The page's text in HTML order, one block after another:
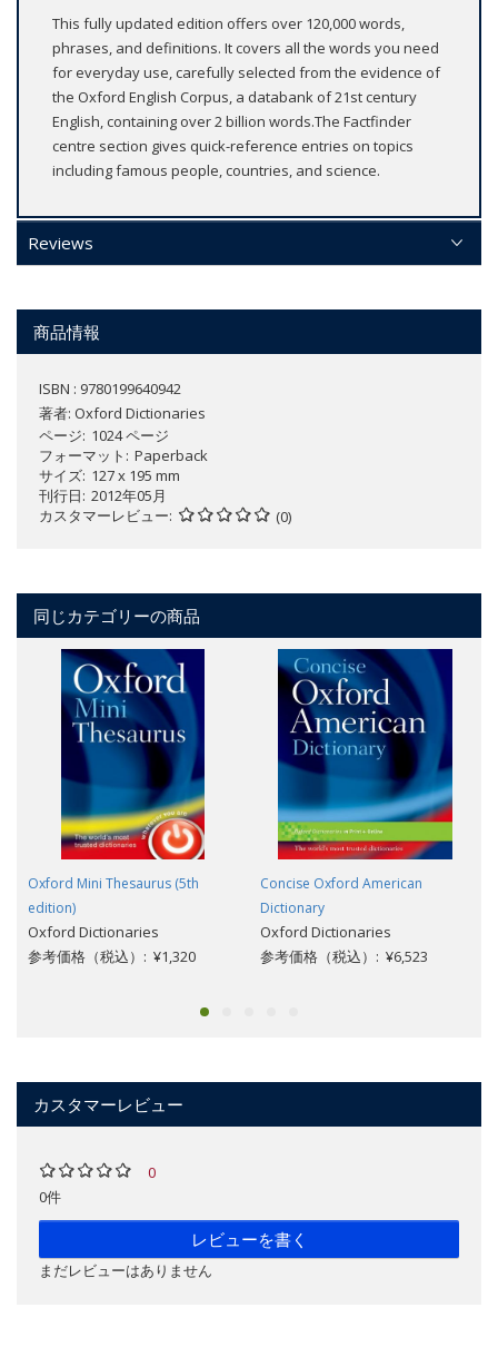
This fully updated edition offers over 120,000 words,
phrases, and definitions. It covers all the words you need
for everyday use, carefully selected from the evidence of
the Oxford English Corpus, a databank of 21st century
English, containing over 2 billion words.The Factfinder
centre section gives quick-reference entries on topics
including famous people, countries, and science.
Reviews
商品情報
ISBN : 9780199640942
著者: Oxford Dictionaries
ページ 1024 ページ
フォーマット
Paperback
サイズ 127 x 195 mm
刊行日 2012年05月
カスタマーレビュー
(0)
同じカテゴリーの商品
Oxford Mini Thesaurus (5th
edition)
Oxford Dictionaries
参考価格（税込）: ¥1,320
Concise Oxford American
Dictionary
Oxford Dictionaries
参考価格（税込）: ¥6,523
カスタマーレビュー
0
0件
レビューを書く
まだレビューはありません